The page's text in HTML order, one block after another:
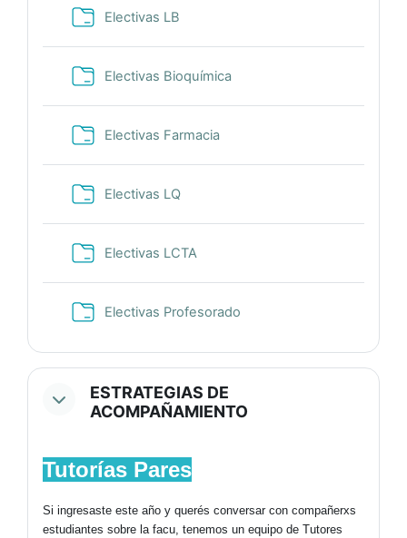
Electivas LB
Electivas Bioquímica
Electivas Farmacia
Electivas LQCarpeta
Electivas LCTA
Electivas Profesorado
ESTRATEGIAS DE
ACOMPAÑAMIENTO
Tutorías Pares
Si ingresaste este año y querés conversar con compañerxs
estudiantes sobre la facu, tenemos un equipo de Tutores